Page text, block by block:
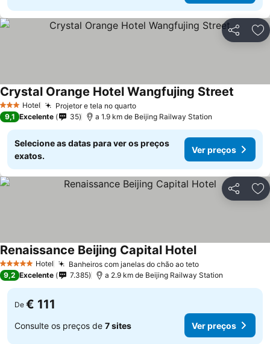
Partilhar
3 EstrelasHotel Projetor e tela no quarto
Crystal Orange Hotel Wangfujing Street
9,1 Excelente 35 a 1.9 km de Beijing Railway Station
Selecione as datas para ver os preços
exatos.
Ver preços
Partilhar
5 Estrelas Hotel Banheiros com janelas do chão ao teto
Renaissance Beijing Capital Hotel
9,2 Excelente 7.385 a 2.9 km de Beijing Railway Station
De € 111
Consulte os preços de 7 sites Ver preços